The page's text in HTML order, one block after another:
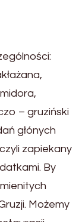
– gruziński
głónych
zapiekany
By
Możemy